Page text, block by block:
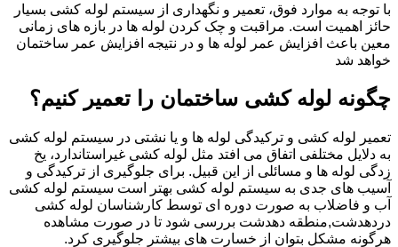
با توجه به موارد فوق، تعمیر و نگهداری از سیستم لوله کشی بسیار
حائز اهمیت است. مراقبت و چک کردن لوله ها در بازه های زمانی
معین باعث افزایش عمر لوله ها و در نتیجه افزایش عمر ساختمان
خواهد شد
چگونه لوله کشی ساختمان را تعمیر کنیم؟
تعمیر لوله کشی و ترکیدگی لوله ها و یا نشتی در سیستم لوله کشی
به دلایل مختلفی اتفاق می افتد مثل لوله کشی غیراستاندارد، یخ
زدگی لوله ها و مسائلی از این قبیل. برای جلوگیری از ترکیدگی و
آسیب های جدی به سیستم لوله کشی بهتر است سیستم لوله کشی
آب و فاضلاب به صورت دوره ای توسط کارشناسان لوله کشی
دردهدشت,منطقه دهدشت بررسی شود تا در صورت مشاهده
هرگونه مشکل بتوان از خسارت های بیشتر جلوگیری کرد.